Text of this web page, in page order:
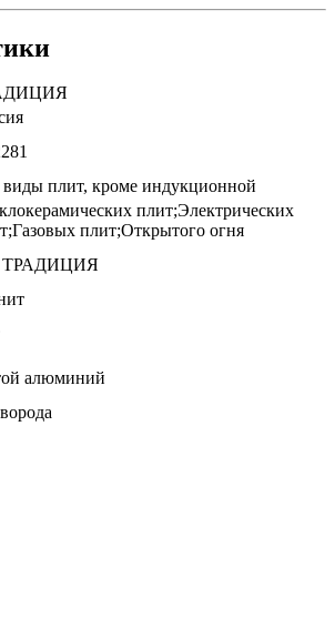
виды плит, кроме индукционной
плит;Электрических
плит;Открытого огня
алюминий